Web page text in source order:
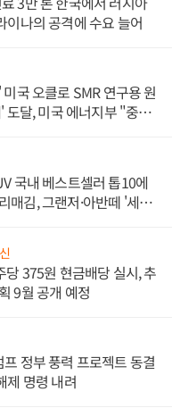
이나의 공격에 수요 늘어
국 오클로 SMR 연구용 원
도달, 미국 에너지부 "중요
국내 베스트셀러 톱10에
매김, 그랜저·아반떼 '세단
당 375원 현금배당 실시, 추
9월 공개 예정
정부 풍력 프로젝트 동결
제 명령 내려